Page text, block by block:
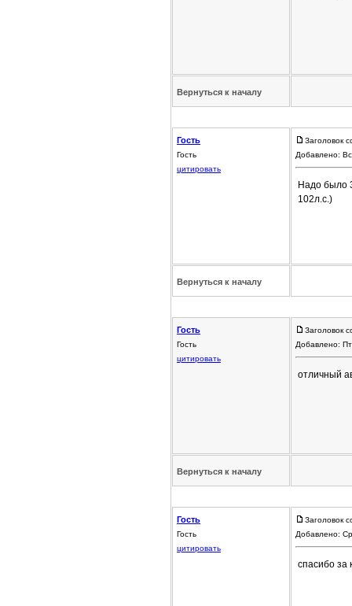
Вернуться к началу
Гость
Гость
цитировать
Заголовок
Добавлено:
Надо было
102л.с.)
Вернуться к началу
Гость
Гость
цитировать
Заголовок
Добавлено:
отличный
Вернуться к началу
Гость
Гость
цитировать
Заголовок
Добавлено:
спасибо за